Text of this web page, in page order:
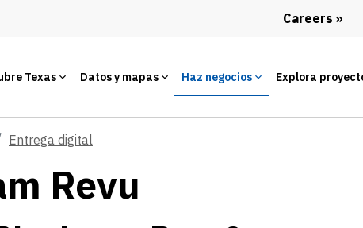
Careers
Texas Datos y mapas Haz negocios Explora
Entrega digital
Revu